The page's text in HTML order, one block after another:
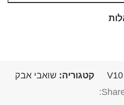
קטגוריה: שואבי אבק